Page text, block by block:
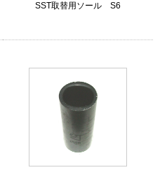
SST取替用ソール S6